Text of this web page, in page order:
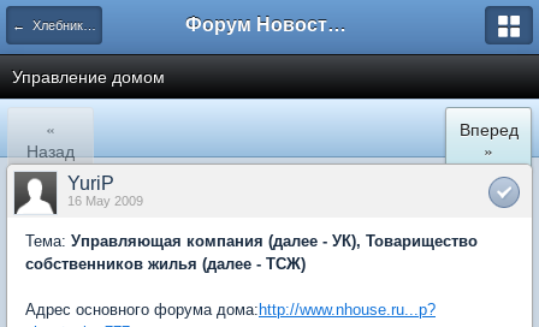
← Хлебниково Форум Новостройки
Управление домом
«
Назад
Вперед
»
YuriP
16 May 2009
Тема: Управляющая компания (далее - УК), Товарищество
собственников жилья (далее - ТСЖ)
Адрес основного форума дома: http://www.nhouse.ru...p?